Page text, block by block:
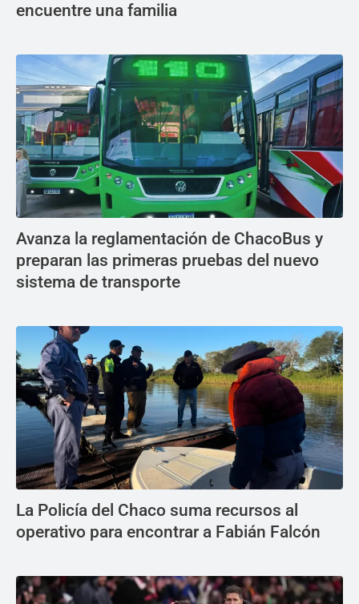
encuentre una familia
Avanza la reglamentación de ChacoBus y
preparan las primeras pruebas del nuevo
sistema de transporte
La Policía del Chaco suma recursos al
operativo para encontrar a Fabián Falcón